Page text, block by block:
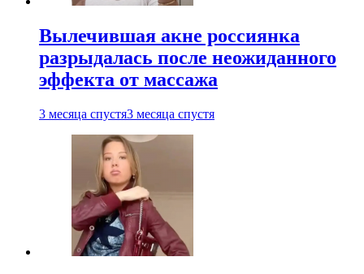
Вылечившая акне россиянка
разрыдалась после неожиданного
эффекта от массажа
3 месяца спустя3 месяца спустя